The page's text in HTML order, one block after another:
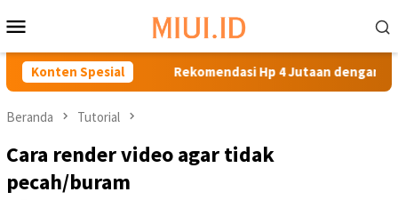
ke
kontenMobile
Konten SpesialRekomendasi Hp 4 Jutaan dengan Kamera
Beranda Tutorial
Cara render video agar tidak
pecah/buram